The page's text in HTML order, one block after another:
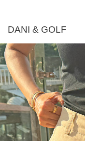
DANI & GOLF